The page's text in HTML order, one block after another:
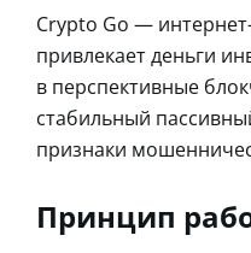
Crypto Go —
привлекает деньги
в перспективные
стабильный
признаки
Принцип